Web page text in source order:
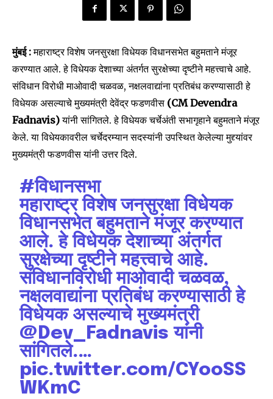
मुंबई :महाराष्ट्र विशेष जनसुरक्षा विधेयक विधानसभेत बहुमताने मंजूर
करण्यात आले. हे विधेयक देशाच्या अंतर्गत सुरक्षेच्या दृष्टीने महत्त्वाचे आहे.
संविधान विरोधी माओवादी चळवळ, नक्षलवाद्यांना प्रतिबंध करण्यासाठी हे
विधेयक असल्याचे मुख्यमंत्री देवेंद्र फडणवीस (CM Devendra
Fadnavis)यांनी सांगितले. हे विधेयक चर्चेअंती सभागृहाने बहुमताने मंजूर
केले. या विधेयकावरील चर्चेदरम्यान सदस्यांनी उपस्थित केलेल्या मुद्द्यांवर
मुख्यमंत्री फडणवीस यांनी उत्तर दिले.
#विधानसभा
महाराष्ट्र विशेष जनसुरक्षा विधेयक
विधानसभेत बहुमताने मंजूर करण्यात
आले. हे विधेयक देशाच्या अंतर्गत
सुरक्षेच्या दृष्टीने महत्त्वाचे आहे.
संविधानविरोधी माओवादी चळवळ,
नक्षलवाद्यांना प्रतिबंध करण्यासाठी हे
विधेयक असल्याचे मुख्यमंत्री
@Dev_Fadnavis यांनी
सांगितले.…
pic.twitter.com/CYooSS
WKmC